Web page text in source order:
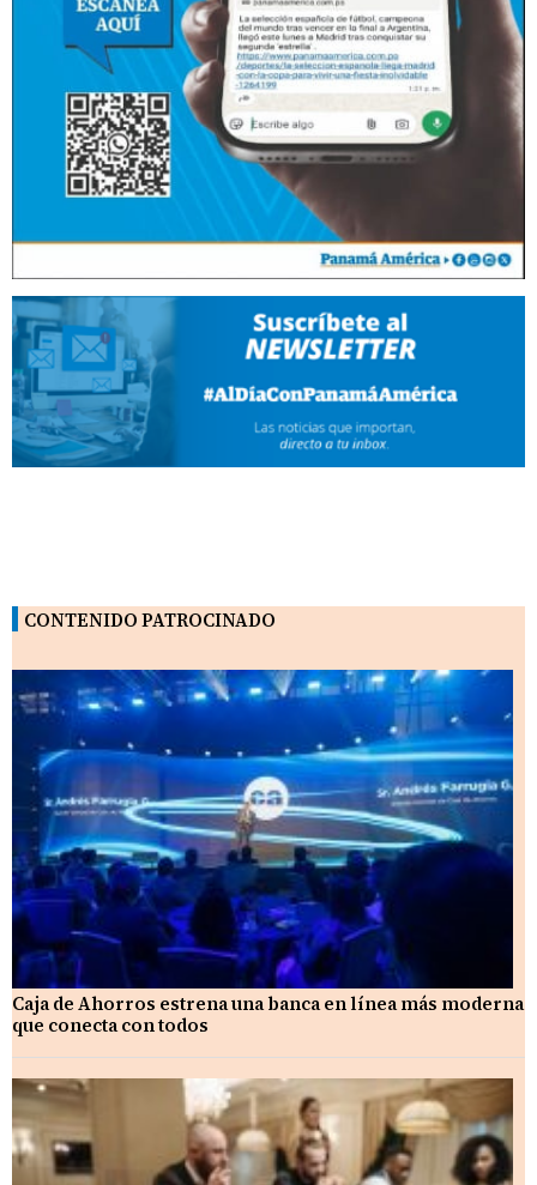
CONTENIDO PATROCINADO
Caja de Ahorros estrena una banca en línea más moderna
que conecta con todos